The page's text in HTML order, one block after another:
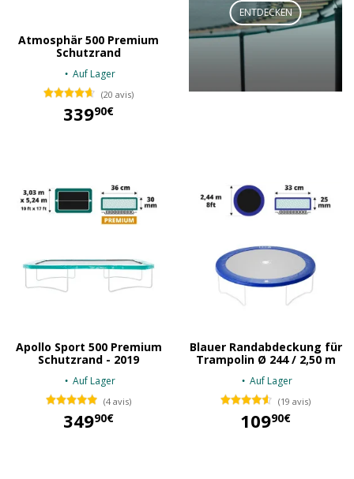
Atmosphär 500 Premium
Schutzrand
Auf Lager
(20 avis)
33990€
ENTDECKEN
Apollo Sport 500 Premium
Schutzrand - 2019
Auf Lager
(4 avis)
34990€
Blauer Randabdeckung für
Trampolin Ø 244 / 2,50 m
Auf Lager
(19 avis)
10990€